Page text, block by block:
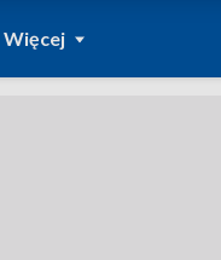
Więcej